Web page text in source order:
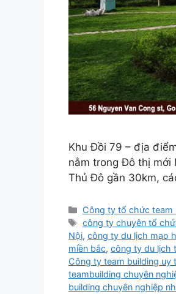
Khu Đồi 79 – địa
nằm trong Đô thị mới
Thủ Đô gần 30km,
Categories
Công ty tổ chức team
Tags
công ty chuyên tổ
Nội, công ty du lịch mạo
miền bắc, công ty du lịch
Công ty team building uy
teambuilding chuyên
building chuyên nghiệp